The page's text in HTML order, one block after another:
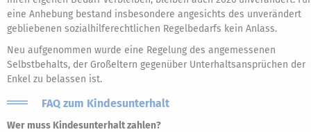
eine Anhebung bestand insbesondere angesichts des unverändert
gebliebenen sozialhilferechtlichen Regelbedarfs kein Anlass.
Neu aufgenommen wurde eine Regelung des angemessenen
Selbstbehalts, der Großeltern gegenüber Unterhaltsansprüchen der
Enkel zu belassen ist.
FAQ zum Kindesunterhalt
Wer muss Kindesunterhalt zahlen?